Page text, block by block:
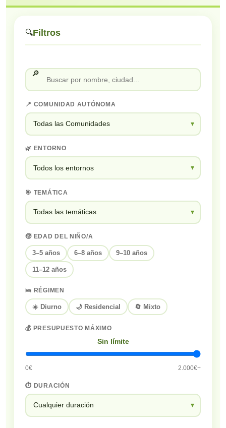
🔍Filtros
🔎
📍 COMUNIDAD AUTÓNOMA
🌿 ENTORNO
🎯 TEMÁTICA
🧒 EDAD DEL NIÑO/A
3–5 años 6–8 años 9–10 años
11–12 años
🛌 RÉGIMEN
☀️ Diurno 🌙 Residencial 🔄 Mixto
💰 PRESUPUESTO MÁXIMO
Sin límite
0€ 2.000€+
⏱️ DURACIÓN